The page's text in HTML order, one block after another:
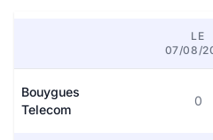
LE
07/08/
Bouygues
Telecom
0